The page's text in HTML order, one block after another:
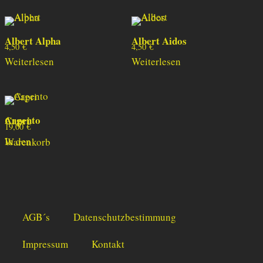
Albert Alpha
4,50€
Weiterlesen
Albert Aidos
4,50€
Weiterlesen
Argento Capri
19,00€
In den Warenkorb
AGB´s
Datenschutzbestimmung
Impressum
Kontakt